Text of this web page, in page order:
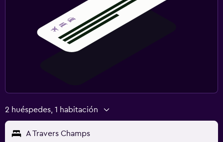
2 huéspedes, 1 habitación
A Travers Champs